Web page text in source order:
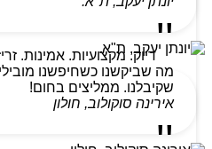
דיוק. מקצועיות. אמינות.
מה שביקשנו כשחיפשנו
שקיבלנו. ממליצים בחום!
אירינה סוקולוב, חולון